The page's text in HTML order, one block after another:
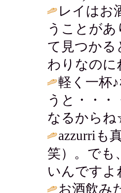
レイはお
うことが
て見つかる
わりなのに
軽く一杯
うと・・
なるから
azzurriも
笑）。でも
いんですよ
お酒飲み